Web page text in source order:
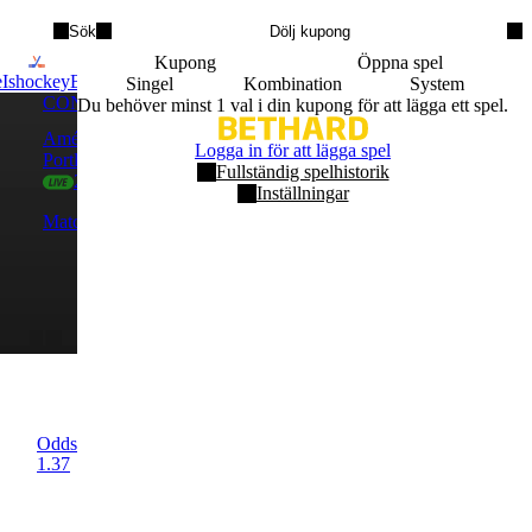
Sök Dölj kupong
Kupong
Öppna spel
Singel
Kombination
System
Du behöver minst 1 val i din kupong för att lägga ett spel.
Logga in för att lägga spel
Fullständig spelhistorik
Inställningar
IshockeyBasket Volleyball HandbollDartBaseboll BoxningMMA
CONCACAF Leagues Cup
América
Portland Timbers
2:a Halvlek
Matchresultat
Odds
1.37